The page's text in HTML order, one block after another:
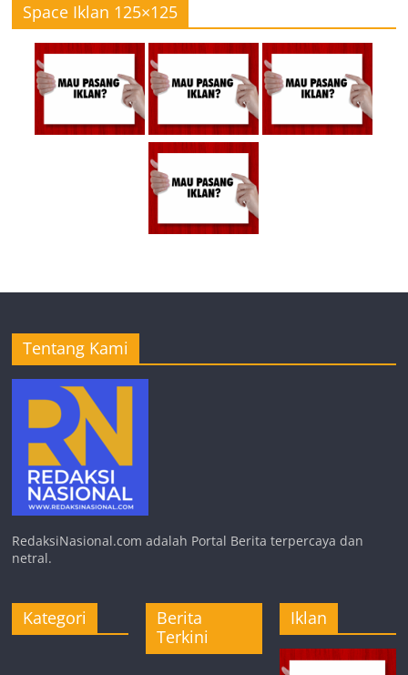
Space Iklan 125×125
Tentang Kami
RedaksiNasional.com adalah Portal Berita terpercaya dan
netral.
Kategori
Berita
Terkini
Iklan